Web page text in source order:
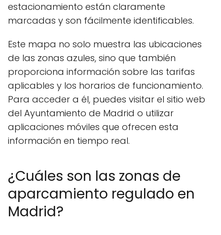
estacionamiento están claramente
marcadas y son fácilmente identificables.
Este mapa no solo muestra las ubicaciones
de las zonas azules, sino que también
proporciona información sobre las tarifas
aplicables y los horarios de funcionamiento.
Para acceder a él, puedes visitar el sitio web
del Ayuntamiento de Madrid o utilizar
aplicaciones móviles que ofrecen esta
información en tiempo real.
¿Cuáles son las zonas de
aparcamiento regulado en
Madrid?